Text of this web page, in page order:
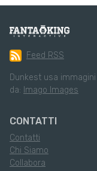
Feed RSS
Dunkest usa
da: Imago Images
CONTATTI
Contatti
Chi Siamo
Collabora